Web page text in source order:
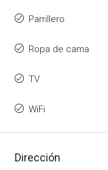
Parrillero
Ropa de cama
TV
WiFi
Dirección